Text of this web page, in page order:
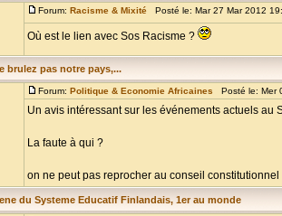
Forum: Racisme & Mixité Posté le: Mar 27 Mar 2012
Où est le lien avec Sos Racisme ?
brulez pas notre pays,...
Forum: Politique & Economie Africaines Posté le: Mer
Un avis intéressant sur les événements actuels au
La faute à qui ?
on ne peut pas reprocher au conseil
du Systeme Educatif Finlandais, 1er au monde